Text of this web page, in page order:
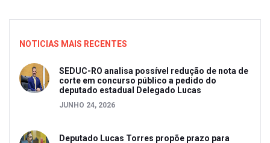
NOTICIAS MAIS RECENTES
SEDUC-RO analisa possível redução de nota de
corte em concurso público a pedido do
deputado estadual Delegado Lucas
JUNHO 24, 2026
Deputado Lucas Torres propõe prazo para